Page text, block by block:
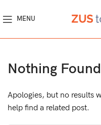
MENU
Nothing Found
Apologies, but no results
help find a related post.